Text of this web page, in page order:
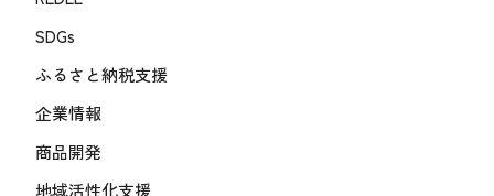
SDGs
ふるさと納税支援
企業情報
商品開発
地域活性化支援